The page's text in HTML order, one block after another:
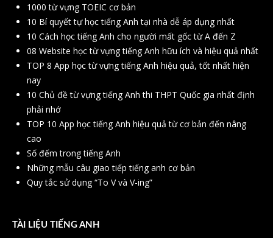
1000 từ vựng TOEIC cơ bản
10 Bí quyết tự học tiếng Anh tại nhà dễ áp dụng nhất
10 Cách học tiếng Anh cho người mất gốc từ A đến Z
08 Website học từ vựng tiếng Anh hữu ích và hiệu quả nhất
TOP 8 App học từ vựng tiếng Anh hiệu quả, tốt nhất hiện
nay
10 Chủ đề từ vựng tiếng Anh thi THPT Quốc gia nhất định
phải nhớ
TOP 10 App học tiếng Anh hiệu quả từ cơ bản đến nâng
cao
Số đếm trong tiếng Anh
Những mẫu câu giao tiếp tiếng anh cơ bản
Quy tắc sử dụng “To V và V-ing”
TÀI LIỆU TIẾNG ANH